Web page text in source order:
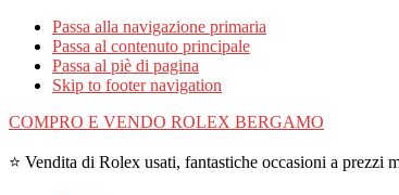
Passa alla navigazione primaria
Passa al contenuto principale
Passa al piè di pagina
Skip to footer navigation
COMPRO E VENDO ROLEX BERGAMO
⭐ Vendita di Rolex usati, fantastiche occasioni a prezzi